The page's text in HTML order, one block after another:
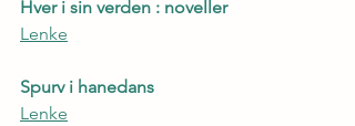
Hver i sin verden : noveller
Lenke
Spurv i hanedans
Lenke